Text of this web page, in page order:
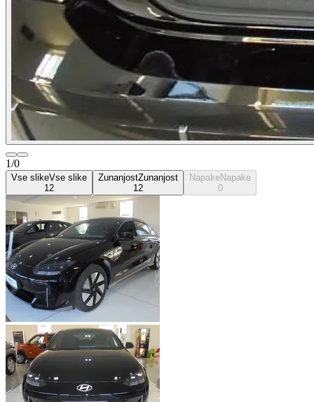
1/0
Vse slikeVse slike
12
ZunanjostZunanjost
12
NapakeNapake
0